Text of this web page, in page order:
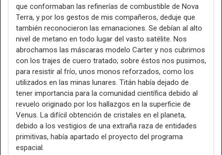
que conformaban las refinerías de combustible de Nova
Terra, y por los gestos de mis compañeros, deduje que
también reconocieron las emanaciones. Se debían al alto
nivel de metano en todo lugar del vasto satélite. Nos
abrochamos las máscaras modelo Carter y nos cubrimos
con los trajes de cuero tratado; sobre éstos nos pusimos,
para resistir al frío, unos monos reforzados, como los
utilizados en las minas lunares. Titán había dejado de
tener importancia para la comunidad científica debido al
revuelo originado por los hallazgos en la superficie de
Venus. La difícil obtención de cristales en el planeta,
debido a los vestigios de una extraña raza de entidades
primitivas, había apartado el proyecto del programa
espacial.